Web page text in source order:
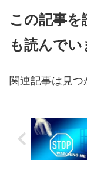
この記事を
も読んでい
関連記事は見つ